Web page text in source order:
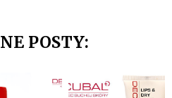
POSTY: